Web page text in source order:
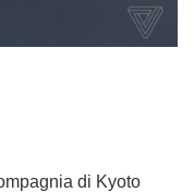
di Kyoto